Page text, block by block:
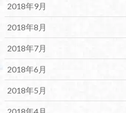
2018年9月
2018年8月
2018年7月
2018年6月
2018年5月
2018年4月